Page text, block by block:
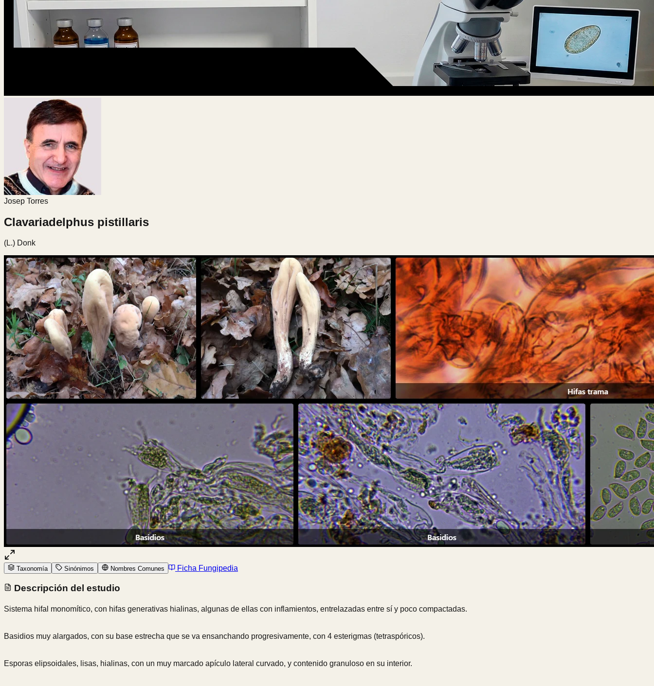
Josep Torres
Clavariadelphus pistillaris
(L.) Donk
Taxonomía Sinónimos Nombres Comunes Ficha Fungipedia
Descripción del estudio
Sistema hifal monomítico, con hifas generativas hialinas, algunas de ellas con inflamientos, entrelazadas entre sí y poco compactadas.
Basidios muy alargados, con su base estrecha que se va ensanchando progresivamente, con 4 esterigmas (tetraspóricos).
Esporas elipsoidales, lisas, hialinas, con un muy marcado apículo lateral curvado, y contenido granuloso en su interior.